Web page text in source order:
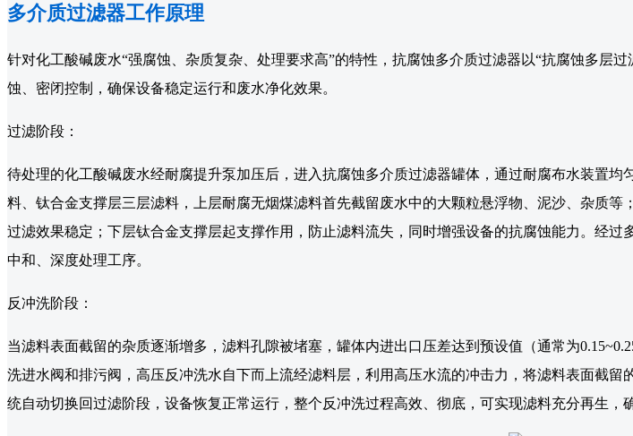
多介质过滤器工作原理
针对化工酸碱废水“强腐蚀、杂质复杂、处理要求高”的特性，抗腐蚀多介质过滤器以“抗腐蚀多层
蚀、密闭控制，确保设备稳定运行和废水净化效果。
过滤阶段：
待处理的化工酸碱废水经耐腐提升泵加压后，进入抗腐蚀多介质过滤器罐体，通过耐腐布水装置
料、钛合金支撑层三层滤料，上层耐腐无烟煤滤料首先截留废水中的大颗粒悬浮物、泥沙、杂质
过滤效果稳定；下层钛合金支撑层起支撑作用，防止滤料流失，同时增强设备的抗腐蚀能力。经
中和、深度处理工序。
反冲洗阶段：
当滤料表面截留的杂质逐渐增多，滤料孔隙被堵塞，罐体内进出口压差达到预设值（通常为
洗进水阀和排污阀，高压反冲洗水自下而上流经滤料层，利用高压水流的冲击力，将滤料表面截
统自动切换回过滤阶段，设备恢复正常运行，整个反冲洗过程高效、彻底，可实现滤料充分再生，